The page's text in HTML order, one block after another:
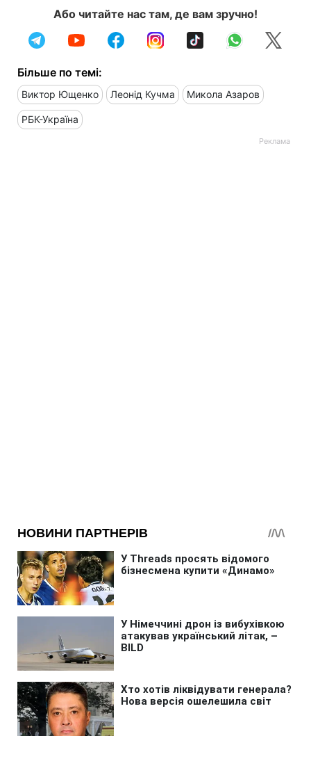
Або читайте нас там, де вам зручно!
Більше по темі:
Виктор Ющенко Леонід Кучма Микола Азаров
РБК-Україна